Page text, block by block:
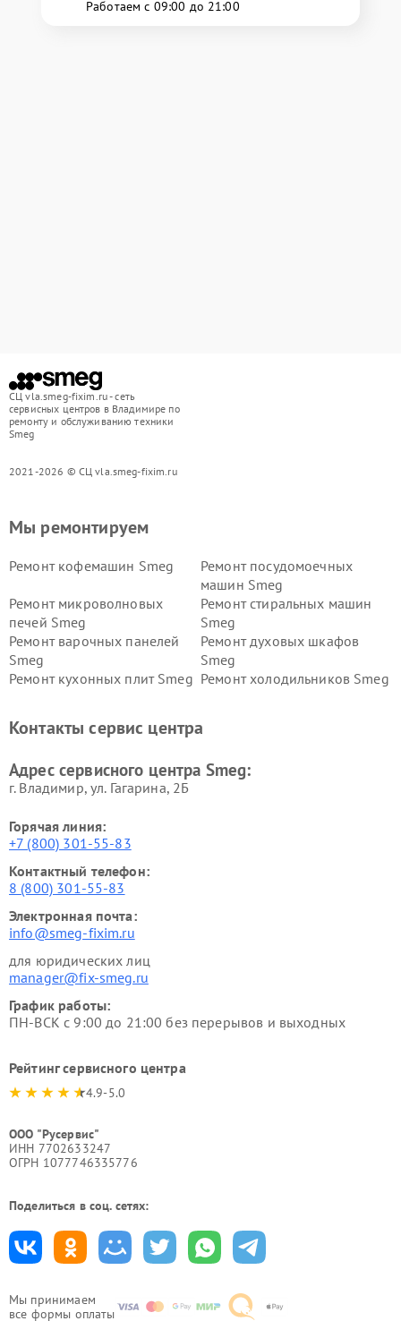
Работаем с 09:00 до 21:00
СЦ vla.smeg-fixim.ru - сеть
сервисных центров в Владимире по
ремонту и обслуживанию техники
Smeg
2021-2026 © СЦ vla.smeg-fixim.ru
Мы принимаем
все формы оплаты
Мы ремонтируем
Ремонт кофемашин Smeg
Ремонт посудомоечных
машин Smeg
Ремонт микроволновых
печей Smeg
Ремонт стиральных машин
Smeg
Ремонт варочных панелей
Smeg
Ремонт духовых шкафов
Smeg
Ремонт кухонных плит Smeg Ремонт холодильников Smeg
Контакты сервис центра
Адрес сервисного центра Smeg:
г. Владимир, ул. Гагарина, 2Б
Горячая линия:
+7 (800) 301-55-83
Контактный телефон:
8 (800) 301-55-83
Электронная почта:
info@smeg-fixim.ru
для юридических лиц
manager@fix-smeg.ru
График работы:
ПН-ВСК с 9:00 до 21:00 без перерывов и выходных
Рейтинг сервисного центра
4.9-5.0
ООО "Русервис"
ИНН 7702633247
ОГРН 1077746335776
Поделиться в соц. сетях: